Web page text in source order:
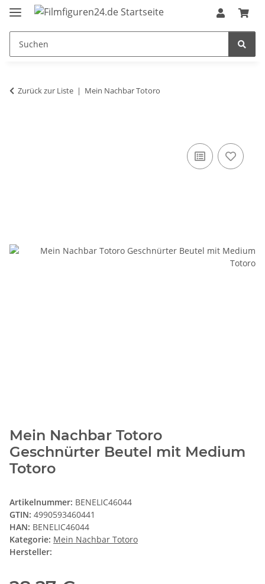
Zurück zur Liste Mein Nachbar Totoro
Mein Nachbar Totoro
Geschnürter Beutel mit Medium
Totoro
Artikelnummer: BENELIC46044
GTIN: 4990593460441
HAN: BENELIC46044
Kategorie: Mein Nachbar Totoro
Hersteller: